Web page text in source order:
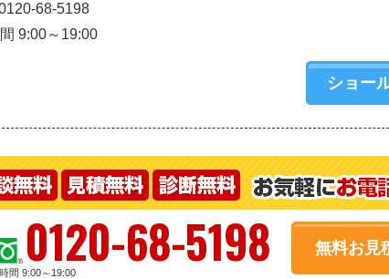
68-5198
9:00～19:00
ショー
0120-68-5198
間 9:00～19:00
無料お見